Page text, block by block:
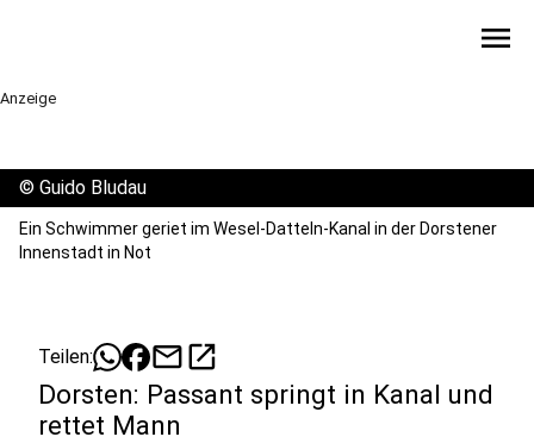
menu
Anzeige
© Guido Bludau
Ein Schwimmer geriet im Wesel-Datteln-Kanal in der Dorstener
Innenstadt in Not
Teilen: mailopen_in_new
Dorsten: Passant springt in Kanal und
rettet Mann